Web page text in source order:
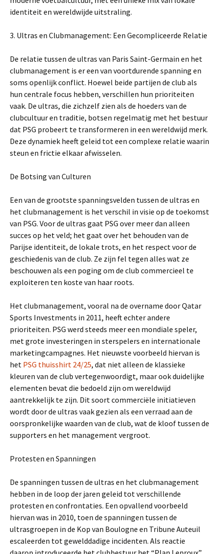
identiteit en wereldwijde uitstraling.
3. Ultras en Clubmanagement: Een Gecompliceerde Relatie
De relatie tussen de ultras van Paris Saint-Germain en het
clubmanagement is er een van voortdurende spanning en
soms openlijk conflict. Hoewel beide partijen de club als
hun centrale focus hebben, verschillen hun prioriteiten
vaak. De ultras, die zichzelf zien als de hoeders van de
clubcultuur en traditie, botsen regelmatig met het bestuur
dat PSG probeert te transformeren in een wereldwijd merk.
Deze dynamiek heeft geleid tot een complexe relatie waarin
steun en frictie elkaar afwisselen.
De Botsing van Culturen
Een van de grootste spanningsvelden tussen de ultras en
het clubmanagement is het verschil in visie op de toekomst
van PSG. Voor de ultras gaat PSG over meer dan alleen
succes op het veld; het gaat over het behouden van de
Parijse identiteit, de lokale trots, en het respect voor de
geschiedenis van de club. Ze zijn fel tegen alles wat ze
beschouwen als een poging om de club commercieel te
exploiteren ten koste van haar roots.
Het clubmanagement, vooral na de overname door Qatar
Sports Investments in 2011, heeft echter andere
prioriteiten. PSG werd steeds meer een mondiale speler,
met grote investeringen in sterspelers en internationale
marketingcampagnes. Het nieuwste voorbeeld hiervan is
het PSG thuisshirt 24/25, dat niet alleen de klassieke
kleuren van de club vertegenwoordigt, maar ook duidelijke
elementen bevat die bedoeld zijn om wereldwijd
aantrekkelijk te zijn. Dit soort commerciële initiatieven
wordt door de ultras vaak gezien als een verraad aan de
oorspronkelijke waarden van de club, wat de kloof tussen de
supporters en het management vergroot.
Protesten en Spanningen
De spanningen tussen de ultras en het clubmanagement
hebben in de loop der jaren geleid tot verschillende
protesten en confrontaties. Een opvallend voorbeeld
hiervan was in 2010, toen de spanningen tussen de
ultrasgroepen in de Kop van Boulogne en Tribune Auteuil
escaleerden tot gewelddadige incidenten. Als reactie